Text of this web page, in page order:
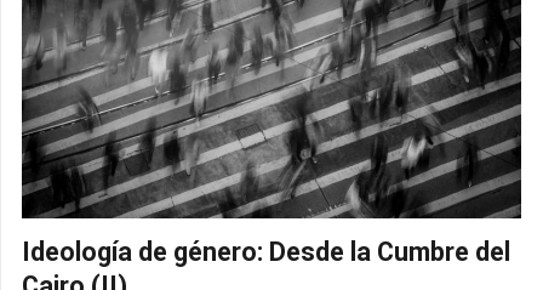
Ideología de género: Desde la Cumbre del